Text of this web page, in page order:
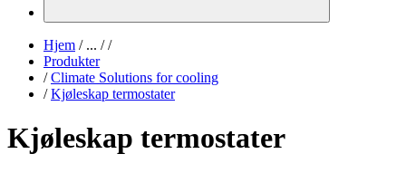
Hjem /... / /
Produkter
/ Climate Solutions for cooling
/ Kjøleskap termostater
Kjøleskap termostater